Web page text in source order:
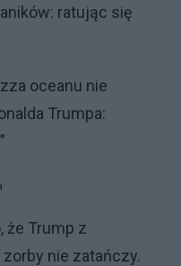
ratując się
oceanu nie
Trumpa:
że Trump z
nie zatańczy.